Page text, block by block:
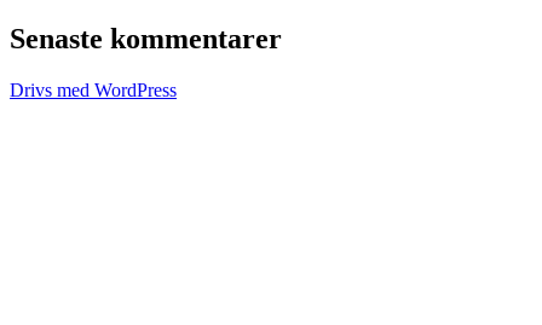
Senaste kommentarer
Drivs med WordPress